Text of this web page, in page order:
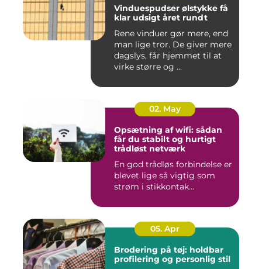
Vinduespudser ølstykke få
klar udsigt året rundt
Rene vinduer gør mere, end
man lige tror. De giver mere
dagslys, får hjemmet til at
virke større og ...
02. May
Opsætning af wifi: sådan
får du stabilt og hurtigt
trådløst netværk
En god trådløs forbindelse er
blevet lige så vigtig som
strøm i stikkontak...
05. Apr
Brodering på tøj: holdbar
profilering og personlig stil